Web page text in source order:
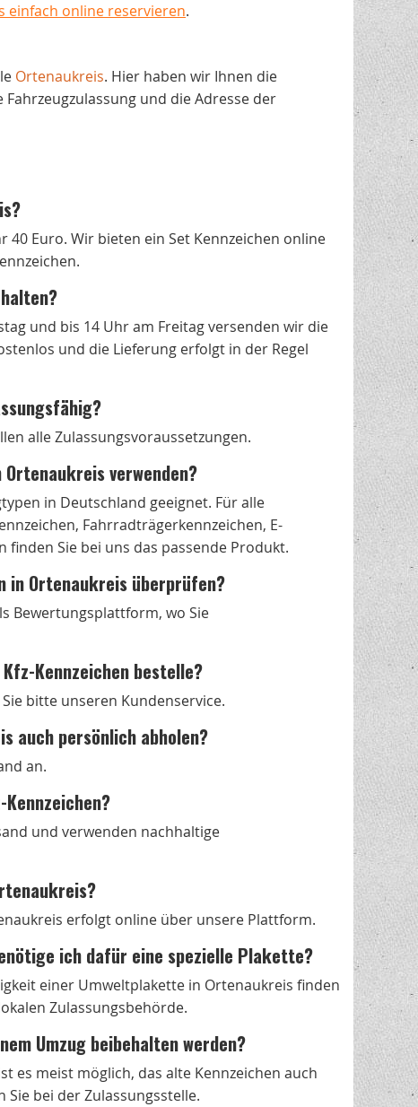
einfach online reservieren.
Ortenaukreis. Hier haben wir Ihnen die
Fahrzeugzulassung und die Adresse der
40 Euro. Wir bieten ein Set Kennzeichen online
und bis 14 Uhr am Freitag versenden wir die
und die Lieferung erfolgt in der Regel
alle Zulassungsvoraussetzungen.
verwenden?
in Deutschland geeignet. Für alle
Fahrradträgerkennzeichen, E-
finden Sie bei uns das passende Produkt.
in Ortenaukreis überprüfen?
Bewertungsplattform, wo Sie
Kennzeichen bestelle?
bitte unseren Kundenservice.
auch persönlich abholen?
an.
und verwenden nachhaltige
erfolgt online über unsere Plattform.
ich dafür eine spezielle Plakette?
einer Umweltplakette in Ortenaukreis finden
Zulassungsbehörde.
Umzug beibehalten werden?
es meist möglich, das alte Kennzeichen auch
bei der Zulassungsstelle.